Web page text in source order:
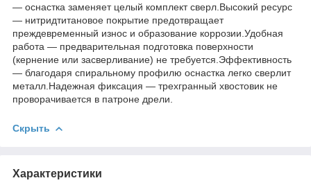
— оснастка заменяет целый комплект сверл.Высокий ресурс
— нитридтитановое покрытие предотвращает
преждевременный износ и образование коррозии.Удобная
работа — предварительная подготовка поверхности
(кернение или засверливание) не требуется.Эффективность
— благодаря спиральному профилю оснастка легко сверлит
металл.Надежная фиксация — трехгранный хвостовик не
проворачивается в патроне дрели.
Скрыть
Характеристики